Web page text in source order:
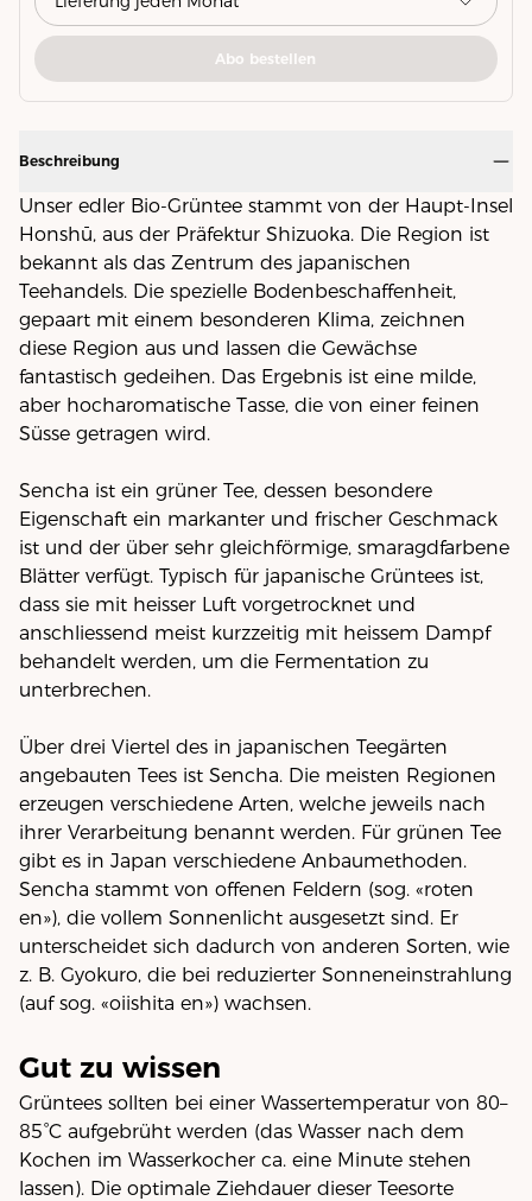
Abo bestellen
Beschreibung
Unser edler Bio-Grüntee stammt von der Haupt-Insel
Honshū, aus der Präfektur Shizuoka. Die Region ist
bekannt als das Zentrum des japanischen
Teehandels. Die spezielle Bodenbeschaffenheit,
gepaart mit einem besonderen Klima, zeichnen
diese Region aus und lassen die Gewächse
fantastisch gedeihen. Das Ergebnis ist eine milde,
aber hocharomatische Tasse, die von einer feinen
Süsse getragen wird.
Sencha ist ein grüner Tee, dessen besondere
Eigenschaft ein markanter und frischer Geschmack
ist und der über sehr gleichförmige, smaragdfarbene
Blätter verfügt. Typisch für japanische Grüntees ist,
dass sie mit heisser Luft vorgetrocknet und
anschliessend meist kurzzeitig mit heissem Dampf
behandelt werden, um die Fermentation zu
unterbrechen.
Über drei Viertel des in japanischen Teegärten
angebauten Tees ist Sencha. Die meisten Regionen
erzeugen verschiedene Arten, welche jeweils nach
ihrer Verarbeitung benannt werden. Für grünen Tee
gibt es in Japan verschiedene Anbaumethoden.
Sencha stammt von offenen Feldern (sog. «roten
en»), die vollem Sonnenlicht ausgesetzt sind. Er
unterscheidet sich dadurch von anderen Sorten, wie
z. B. Gyokuro, die bei reduzierter Sonneneinstrahlung
(auf sog. «oiishita en») wachsen.
Gut zu wissen
Grüntees sollten bei einer Wassertemperatur von 80–
85°C aufgebrüht werden (das Wasser nach dem
Kochen im Wasserkocher ca. eine Minute stehen
lassen). Die optimale Ziehdauer dieser Teesorte